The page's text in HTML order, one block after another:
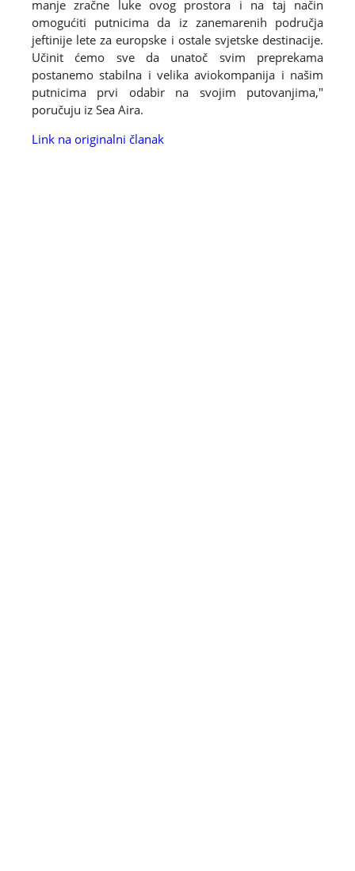
manje zračne luke ovog prostora i na taj način
omogućiti putnicima da iz zanemarenih područja
jeftinije lete za europske i ostale svjetske destinacije.
Učinit ćemo sve da unatoč svim preprekama
postanemo stabilna i velika aviokompanija i našim
putnicima prvi odabir na svojim putovanjima,"
poručuju iz Sea Aira.
Link na originalni članak